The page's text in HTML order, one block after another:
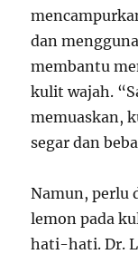
dan
membantu
kulit wajah.
memuaskan,
segar dan
Namun, perlu
lemon pada
hati-hati. Dr.